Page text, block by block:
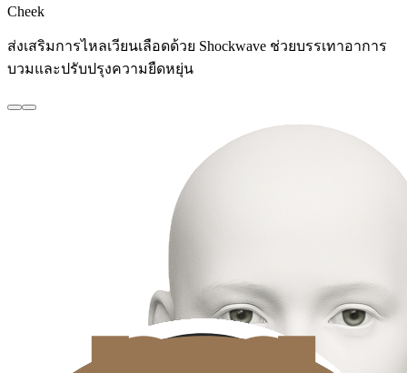
Cheek
ส่งเสริมการไหลเวียนเลือดด้วย Shockwave ช่วยบรรเทาอาการ
บวมและปรับปรุงความยืดหยุ่น